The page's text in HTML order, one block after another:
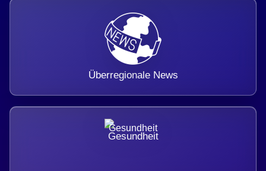
Überregionale News
Gesundheit